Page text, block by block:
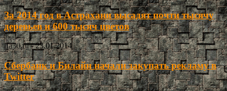
За 2014 год в Астрахани высадят почти тысячу
деревьев и 600 тысяч цветов
ria30.ru - 23.01.2014
Сбербанк и Билайн начали закупать рекламу в
Twitter